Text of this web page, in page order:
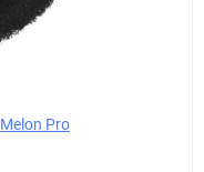
Melon Pro